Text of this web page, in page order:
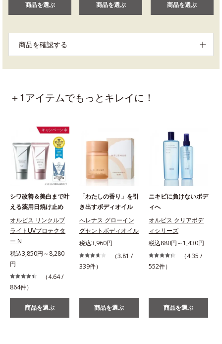
商品を選ぶ 商品を選ぶ 商品を選ぶ
商品を確認する
＋1アイテムでもっとキレイに！
シワ改善＆美白まで叶
える薬用日焼け止め
オルビス リンクルブ
ライトUVプロテクタ
ー N
税込3,850円～8,280
円
（4.64 /
864件）
商品を選ぶ
「わたしの香り」を引
き出すボディオイル
へレナス グローイン
グセントボディオイル
税込3,960円
（3.81 /
339件）
商品を選ぶ
ニキビに負けないボデ
ィへ
オルビス クリアボデ
ィシリーズ
税込880円～1,430円
（4.35 /
552件）
商品を選ぶ